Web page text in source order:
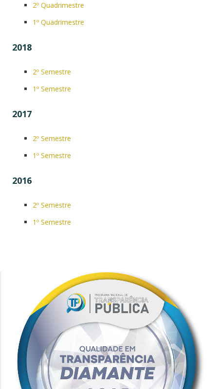
2º Quadrimestre
1º Quadrimestre
2018
2º Semestre
1º Semestre
2017
2º Semestre
1º Semestre
2016
2º Semestre
1º Semestre